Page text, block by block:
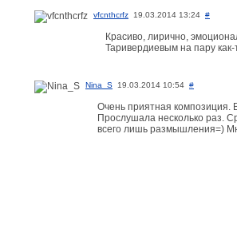
vfcnthcrfz 19.03.2014 13:24 #
Красиво, лирично,
Таривердиевым на пару
Nina_S 19.03.2014 10:54 #
Очень приятная композиция.
Прослушала несколько раз.
всего лишь размышления=)